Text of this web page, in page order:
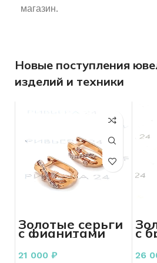
магазин.
Новые поступления
изделий и техники
Золотые серьги
с фианитами
585 пробы 2.80
грамма
21 000 ₽
с
26